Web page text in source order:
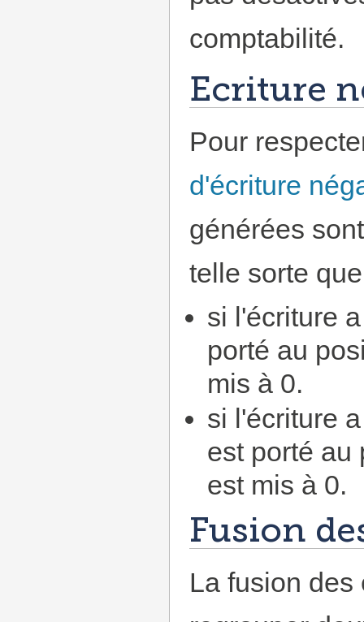
comptabilité.
Ecriture
Pour
d'écriture
générées
telle sorte
si l'écriture
porté au
mis à 0.
si l'écriture
est porté au
est mis à 0.
Fusion
La fusion des